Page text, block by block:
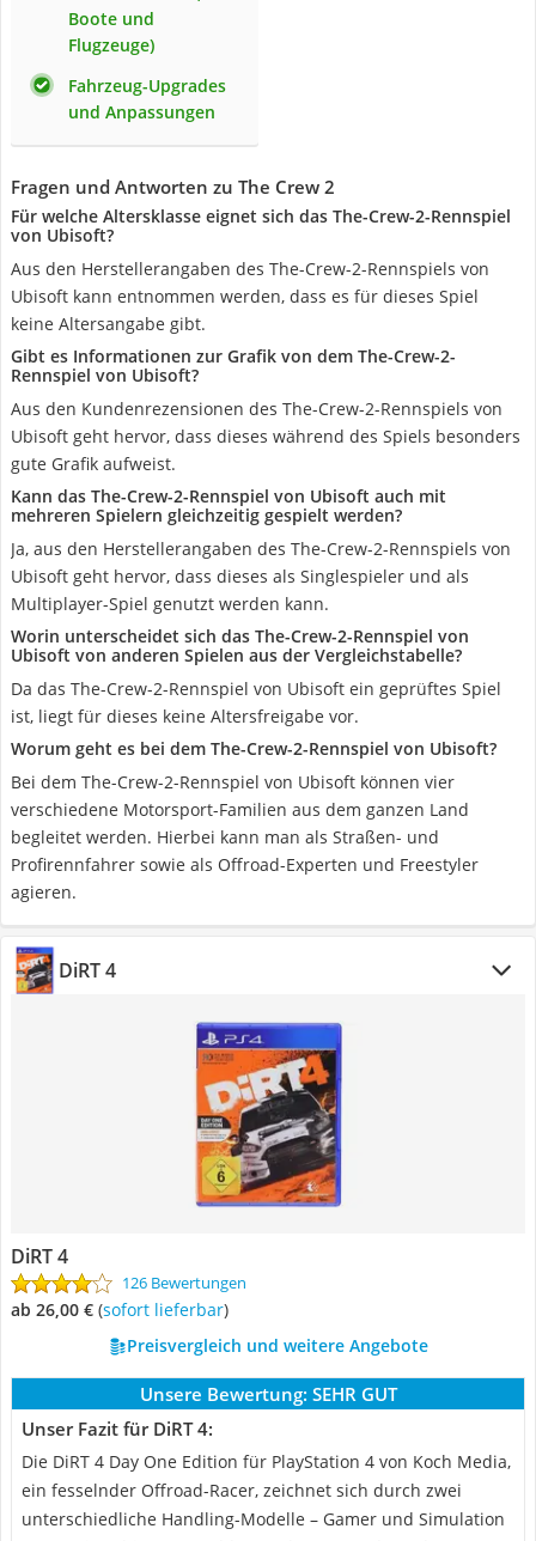
Boote und
Flugzeuge)
Fahrzeug-Upgrades
und Anpassungen
Fragen und Antworten zu The Crew 2
Für welche Altersklasse eignet sich das The-Crew-2-Rennspiel
von Ubisoft?
Aus den Herstellerangaben des The-Crew-2-Rennspiels von
Ubisoft kann entnommen werden, dass es für dieses Spiel
keine Altersangabe gibt.
Gibt es Informationen zur Grafik von dem The-Crew-2-
Rennspiel von Ubisoft?
Aus den Kundenrezensionen des The-Crew-2-Rennspiels von
Ubisoft geht hervor, dass dieses während des Spiels besonders
gute Grafik aufweist.
Kann das The-Crew-2-Rennspiel von Ubisoft auch mit
mehreren Spielern gleichzeitig gespielt werden?
Ja, aus den Herstellerangaben des The-Crew-2-Rennspiels von
Ubisoft geht hervor, dass dieses als Singlespieler und als
Multiplayer-Spiel genutzt werden kann.
Worin unterscheidet sich das The-Crew-2-Rennspiel von
Ubisoft von anderen Spielen aus der Vergleichstabelle?
Da das The-Crew-2-Rennspiel von Ubisoft ein geprüftes Spiel
ist, liegt für dieses keine Altersfreigabe vor.
Worum geht es bei dem The-Crew-2-Rennspiel von Ubisoft?
Bei dem The-Crew-2-Rennspiel von Ubisoft können vier
verschiedene Motorsport-Familien aus dem ganzen Land
begleitet werden. Hierbei kann man als Straßen- und
Profirennfahrer sowie als Offroad-Experten und Freestyler
agieren.
DiRT 4
DiRT 4
126 Bewertungen
ab 26,00 € ( Sofort lieferbar)
Preisvergleich und weitere Angebote
Unsere Bewertung: SEHR GUT
Unser Fazit für DiRT 4:
Die DiRT 4 Day One Edition für PlayStation 4 von Koch Media,
ein fesselnder Offroad-Racer, zeichnet sich durch zwei
unterschiedliche Handling-Modelle – Gamer und Simulation